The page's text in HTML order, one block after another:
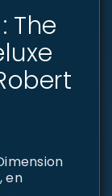
The
en